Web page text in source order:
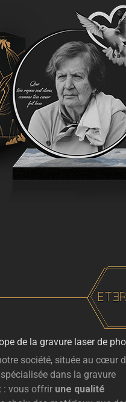
de la gravure laser de
société, située au cœur
dans la gravure
: vous offrir une qualité